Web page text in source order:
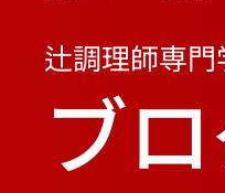
辻調理師専門
ブ